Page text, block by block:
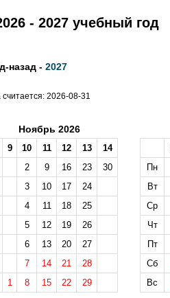
- 2027 учебный год
назад - 2027
2026-08-31
Ноябрь 2026
9 10 11 12 13
14
2 9 16 23
30
3 10 17
24
4 11 18
25
5 12 19
26
6 13 20
27
7 14 21
28
1 8 15 22 29
Пн
Вт
Ср
Чт
Пт
Сб
Вс